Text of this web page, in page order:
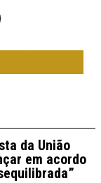
da União
em acordo